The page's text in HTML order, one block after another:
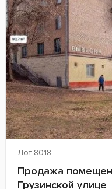
Лот 8018
Продажа
Грузинской улице